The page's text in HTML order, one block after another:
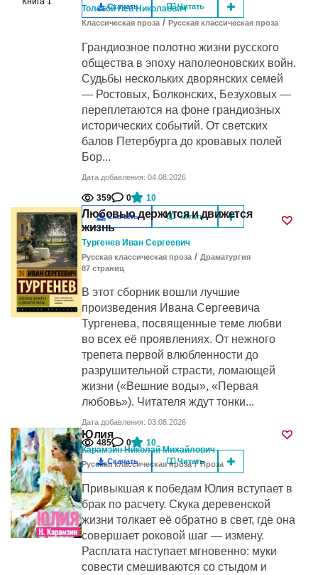
Скачать Читать
Толстой Лев Николаевич
Классическая проза / Русская классическая проза
Грандиозное полотно жизни русского
общества в эпоху наполеоновских войн.
Судьбы нескольких дворянских семей
— Ростовых, Болконских, Безуховых —
переплетаются на фоне грандиозных
исторических событий. От светских
балов Петербурга до кровавых полей
Бор...
Дата добавления: 04.08.2026
359 0 10
Скачать Читать
Любовью держится и движется
жизнь
Тургенев Иван Сергеевич
Русская классическая проза / Драматургия
87 cтраниц
В этот сборник вошли лучшие
произведения Ивана Сергеевича
Тургенева, посвященные теме любви
во всех её проявлениях. От нежного
трепета первой влюбленности до
разрушительной страсти, ломающей
жизни («Вешние воды», «Первая
любовь»). Читателя ждут тонки...
Дата добавления: 03.08.2026
485 0 10
Скачать Читать
Юлия
Карамзин Николай Михайлович
Русская классическая проза/Проза
Привыкшая к победам Юлия вступает в
брак по расчету. Скука деревенской
жизни толкает её обратно в свет, где она
совершает роковой шаг — измену.
Расплата наступает мгновенно: муки
совести смешиваются со стыдом и